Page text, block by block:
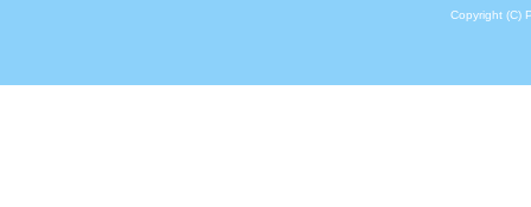
Copyright (C)